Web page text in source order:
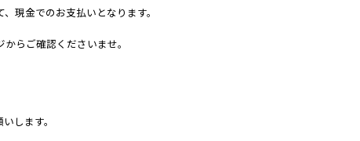
現金でのお支払いとなります。
らご確認くださいませ。
します。